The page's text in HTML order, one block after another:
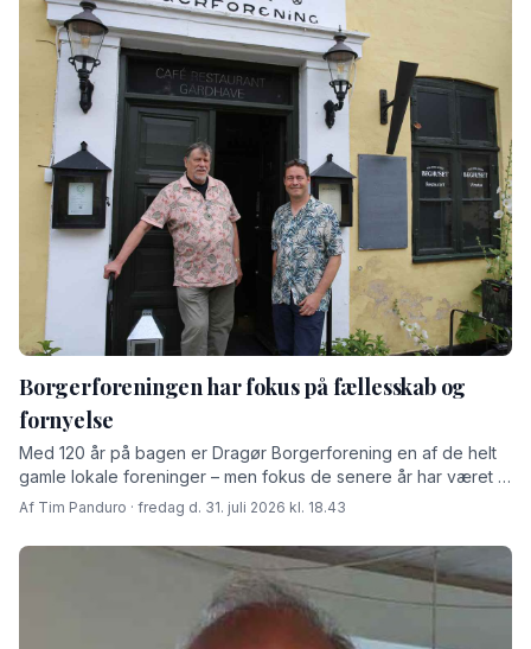
Borgerforeningen har fokus på fællesskab og
fornyelse
Med 120 år på bagen er Dragør Borgerforening en af de helt
gamle lokale foreninger – men fokus de senere år har været at
skabe rammer for fremtiden fortæller den afgåede formand
Af Tim Panduro · fredag d. 31. juli 2026 kl. 18.43